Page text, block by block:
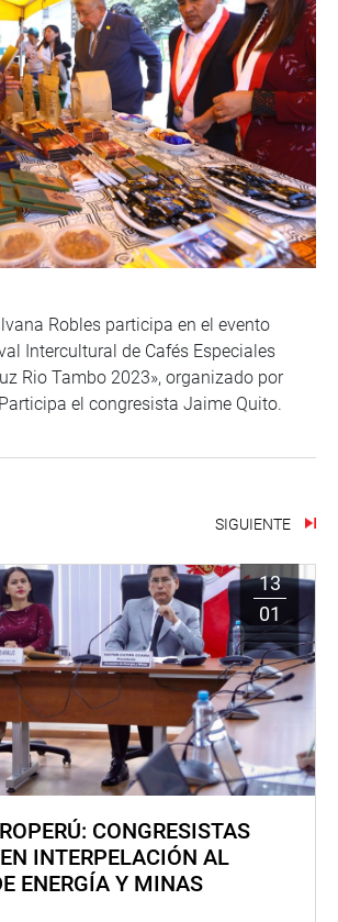
Robles participa en el evento
Intercultural de Cafés Especiales
Rio Tambo 2023», organizado por
el congresista Jaime Quito.
SIGUIENTE
13
01
CONGRESISTAS
INTERPELACIÓN AL
ENERGÍA Y MINAS